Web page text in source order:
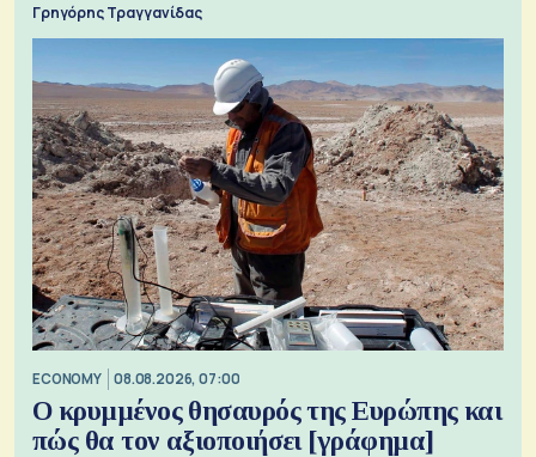
Γρηγόρης Τραγγανίδας
ECONOMY 08.08.2026, 07:00
Ο κρυμμένος θησαυρός της Ευρώπης και
πώς θα τον αξιοποιήσει [γράφημα]